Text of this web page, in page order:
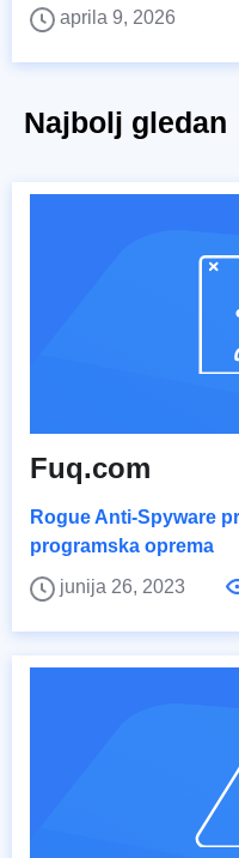
aprila 9, 2026
Najbolj gledan
Fuq.com
Rogue Anti-Spyware
programska oprema
junija 26, 2023